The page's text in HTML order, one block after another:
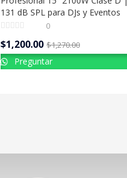
131 dB SPL para DJs y Eventos
0
$1,200.00 $1,270.00
Preguntar